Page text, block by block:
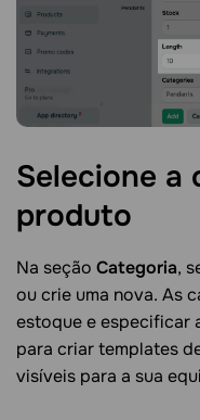
Selecione a
produto
Na seção Categoria,
ou crie uma nova. As
estoque e especificar
para criar templates
visíveis para a sua